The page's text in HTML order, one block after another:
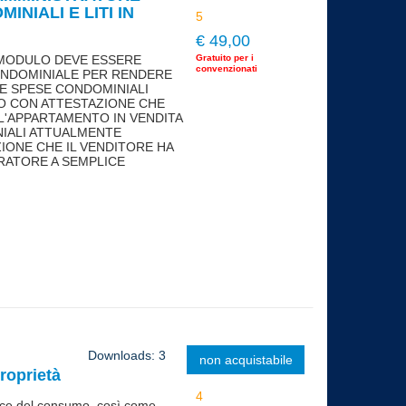
€ 49,00
Gratuito per i
convenzionati
E LITI IN
DEVE ESSERE
PER RENDERE
SPESE CONDOMINIALI
CON ATTESTAZIONE CHE
IN VENDITA
ATTUALMENTE
CHE IL VENDITORE HA
A SEMPLICE
non acquistabile
Downloads: 3